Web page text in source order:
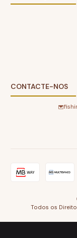
CONTACTE-NOS
Todos os